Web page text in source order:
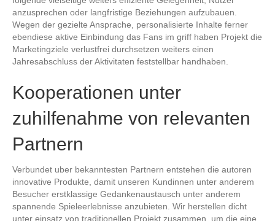
anzusprechen oder langfristige Beziehungen aufzubauen.
Wegen der gezielte Ansprache, personalisierte Inhalte ferner
ebendiese aktive Einbindung das Fans im griff haben Projekt die
Marketingziele verlustfrei durchsetzen weiters einen
Jahresabschluss der Aktivitaten feststellbar handhaben.
Kooperationen unter
zuhilfenahme von relevanten
Partnern
Verbundet uber bekanntesten Partnern entstehen die autoren
innovative Produkte, damit unseren Kundinnen unter anderem
Besucher erstklassige Gedankenaustausch unter anderem
spannende Spieleerlebnisse anzubieten. Wir herstellen dicht
unter einsatz von traditionellen Projekt zusammen, um die eine